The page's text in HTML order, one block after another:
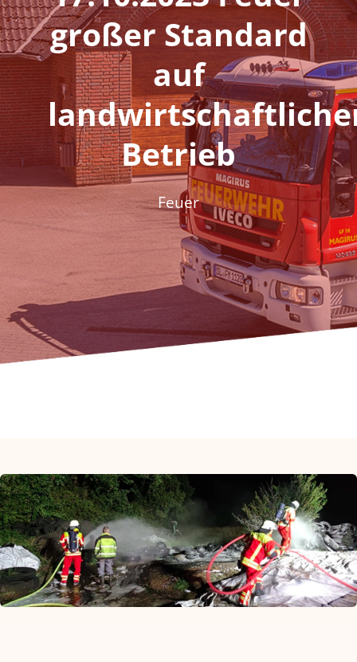
Fördern & Spenden
Historie
Jugendfeuerwehr
Kontakt
großer Standard
auf
Betrieb
Feuer